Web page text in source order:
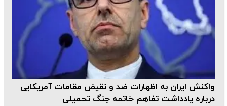
واکنش ایران به اظهارات ضد و نقیض مقامات آمریکایی
درباره یادداشت تفاهم خاتمه جنگ تحمیلی